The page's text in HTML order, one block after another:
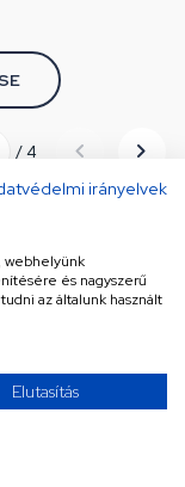
irányelvek
webhelyünk
és nagyszerű
az általunk használt
Elutasítás
/ 4
újra! Kínálatunk
a legújabb és
le semmiről!
– a